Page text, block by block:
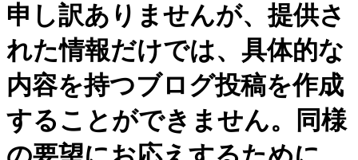
申し訳ありませんが、提供さ
れた情報だけでは、具体的な
内容を持つブログ投稿を作成
することができません。同様